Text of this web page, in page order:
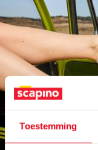
Toestemming